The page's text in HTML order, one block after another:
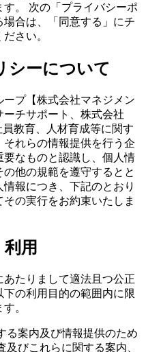
。 次の「プライバシーポ
合は、「同意する」にチ
さい。
シーについて
プ【株式会社マネジメン
ーチサポート、株式会社
教育、人材育成等に関す
れらの情報提供を行う企
なものと認識し、個人情
他の規範を遵守するとと
報につき、下記のとおり
の実行をお約束いたしま
用
たりまして適法且つ公正
の利用目的の範囲内に限
。
る案内及び情報提供のため
及びこれらに関する案内、